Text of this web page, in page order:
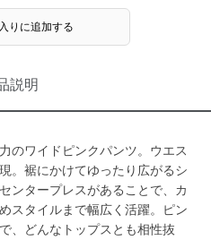
りに追加する
説明
のワイドピンクパンツ。ウエス
。裾にかけてゆったり広がるシ
ンタープレスがあることで、カ
スタイルまで幅広く活躍。ピン
、どんなトップスとも相性抜